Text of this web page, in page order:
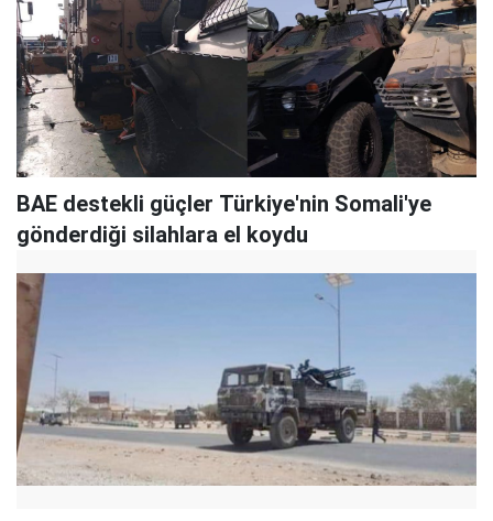
BAE destekli güçler Türkiye'nin Somali'ye
gönderdiği silahlara el koydu